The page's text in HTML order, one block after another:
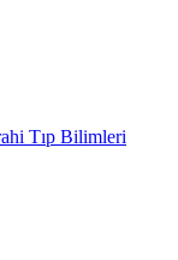
Tıp Bilimleri